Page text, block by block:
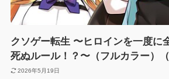
クソゲー転生 〜ヒロインを一度に
死ぬルール！？〜（フルカラー）（
2026年5月19日